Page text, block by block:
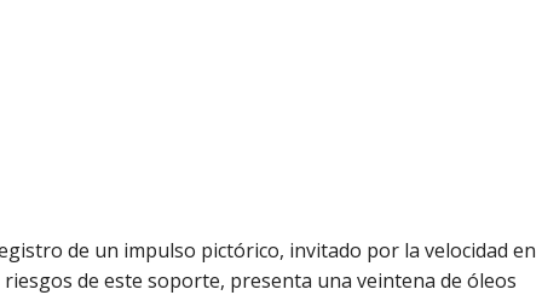
de un impulso pictórico, invitado por la velocidad en
de este soporte, presenta una veintena de óleos